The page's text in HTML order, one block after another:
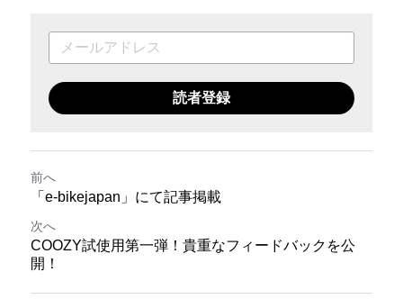
読者登録
前へ
「e-bikejapan」にて記事掲載
次へ
COOZY試使用第一弾！貴重なフィードバックを公
開！